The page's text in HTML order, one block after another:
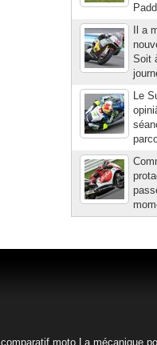
Il a
Soit
Le
comparatif moto La mécanique